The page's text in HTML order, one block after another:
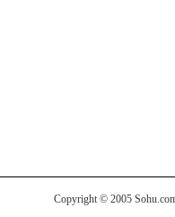
Copyright © 2005